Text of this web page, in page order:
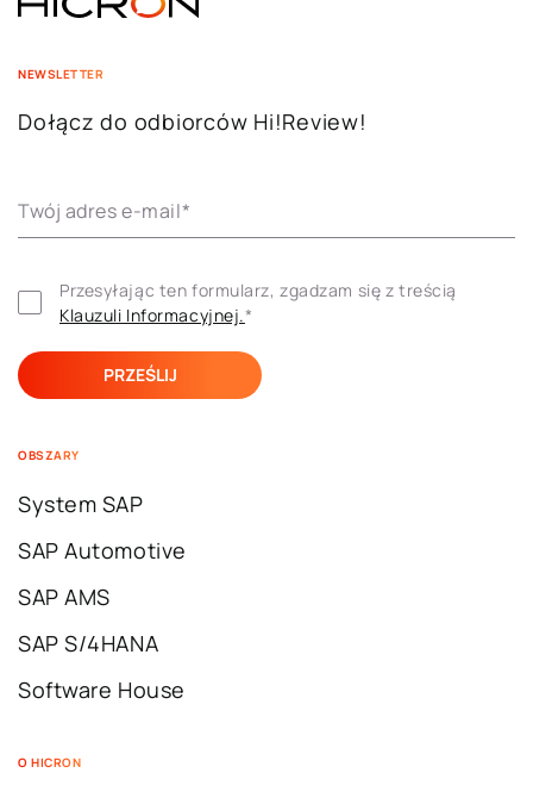
NEWSLETTER
Dołącz do odbiorców Hi!Review!
Twój adres e-mail*
Klauzuli ​​Informacyjnej.*
OBSZARY
System SAP
SAP Automotive
SAP AMS
SAP S/4HANA
Software House
O HICRON